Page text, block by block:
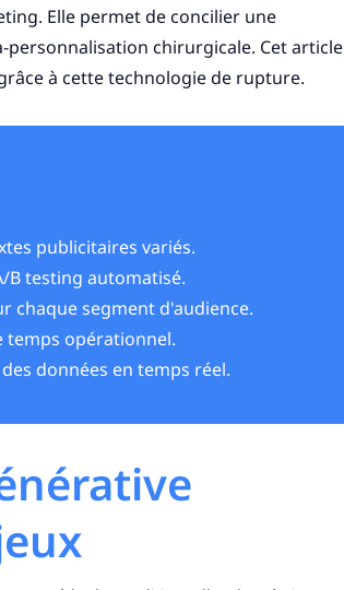
Elle permet de concilier une
chirurgicale. Cet article
à cette technologie de rupture.
publicitaires variés.
B testing automatisé.
chaque segment d'audience.
temps opérationnel.
données en temps réel.